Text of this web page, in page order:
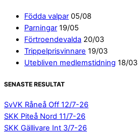
Födda valpar 05/08
Parningar 19/05
Förtroendevalda 20/03
Trippelprisvinnare 19/03
Utebliven medlemstidning 18/03
SENASTE RESULTAT
SvVK Råneå Off 12/7-26
SKK Piteå Nord 11/7-26
SKK Gällivare Int 3/7-26